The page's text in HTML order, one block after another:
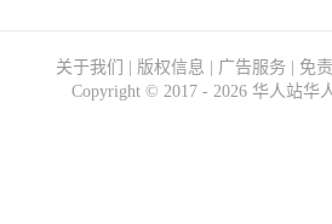
关于我们 版权信息 广告服务 免
Copyright © 2017 - 2026 华人站华